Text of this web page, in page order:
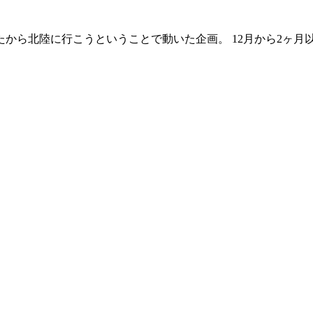
ら北陸に行こうということで動いた企画。 12月から2ヶ